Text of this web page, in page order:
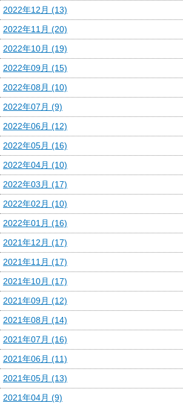
2022年12月 (13)
2022年11月 (20)
2022年10月 (19)
2022年09月 (15)
2022年08月 (10)
2022年07月 (9)
2022年06月 (12)
2022年05月 (16)
2022年04月 (10)
2022年03月 (17)
2022年02月 (10)
2022年01月 (16)
2021年12月 (17)
2021年11月 (17)
2021年10月 (17)
2021年09月 (12)
2021年08月 (14)
2021年07月 (16)
2021年06月 (11)
2021年05月 (13)
2021年04月 (9)